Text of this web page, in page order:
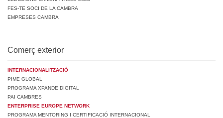
FES-TE SOCI DE LA CAMBRA
EMPRESES CAMBRA
Comerç exterior
INTERNACIONALITZACIÓ
PIME GLOBAL
PROGRAMA XPANDE DIGITAL
PAI CAMBRES
ENTERPRISE EUROPE NETWORK
PROGRAMA MENTORING I CERTIFICACIÓ INTERNACIONAL